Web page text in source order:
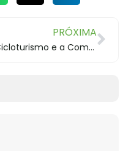
PRÓXIMA
Cicloturismo e a Comunidade na Rota dos Tropeiros